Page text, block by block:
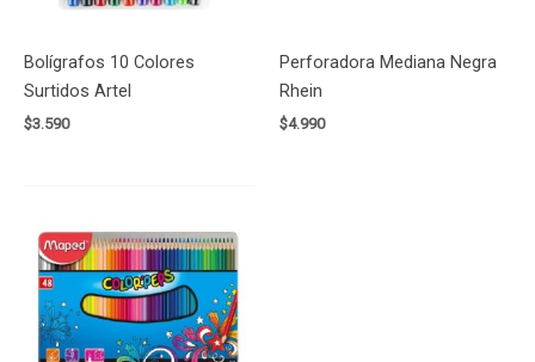
Bolígrafos 10 Colores
Surtidos Artel
$3.590
Perforadora Mediana Negra
Rhein
$4.990